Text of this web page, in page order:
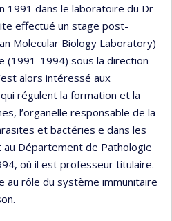
1991 dans le laboratoire du Dr
effectué un stage post-
Molecular Biology Laboratory)
(1991-1994) sous la direction
alors intéressé aux
régulent la formation et la
l’organelle responsable de la
et bactéries e dans les
au Département de Pathologie
où il est professeur titulaire.
au rôle du système immunitaire